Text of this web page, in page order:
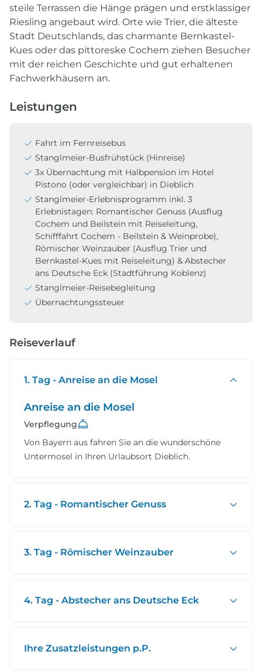
steile Terrassen die Hänge prägen und erstklassiger
Riesling angebaut wird. Orte wie Trier, die älteste
Stadt Deutschlands, das charmante Bernkastel-
Kues oder das pittoreske Cochem ziehen Besucher
mit der reichen Geschichte und gut erhaltenen
Fachwerkhäusern an.
Leistungen
Fahrt im Fernreisebus
Stanglmeier-Busfrühstück (Hinreise)
3x Übernachtung mit Halbpension im Hotel
Pistono (oder vergleichbar) in Dieblich
Stanglmeier-Erlebnisprogramm inkl. 3
Erlebnistagen: Romantischer Genuss (Ausflug
Cochem und Beilstein mit Reiseleitung,
Schifffahrt Cochem - Beilstein & Weinprobe),
Römischer Weinzauber (Ausflug Trier und
Bernkastel-Kues mit Reiseleitung) & Abstecher
ans Deutsche Eck (Stadtführung Koblenz)
Stanglmeier-Reisebegleitung
Übernachtungssteuer
Reiseverlauf
1. Tag - Anreise an die Mosel
Anreise an die Mosel
Verpflegung
Von Bayern aus fahren Sie an die wunderschöne
Untermosel in Ihren Urlaubsort Dieblich.
2. Tag - Romantischer Genuss
3. Tag - Römischer Weinzauber
4. Tag - Abstecher ans Deutsche Eck
Ihre Zusatzleistungen p.P.